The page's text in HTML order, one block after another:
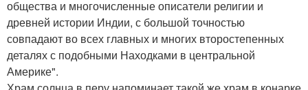
общества и многочисленные описатели религии и
древней истории Индии, с большой точностью
совпадают во всех главных и многих второстепенных
деталях с подобными Находками в центральной
Америке".